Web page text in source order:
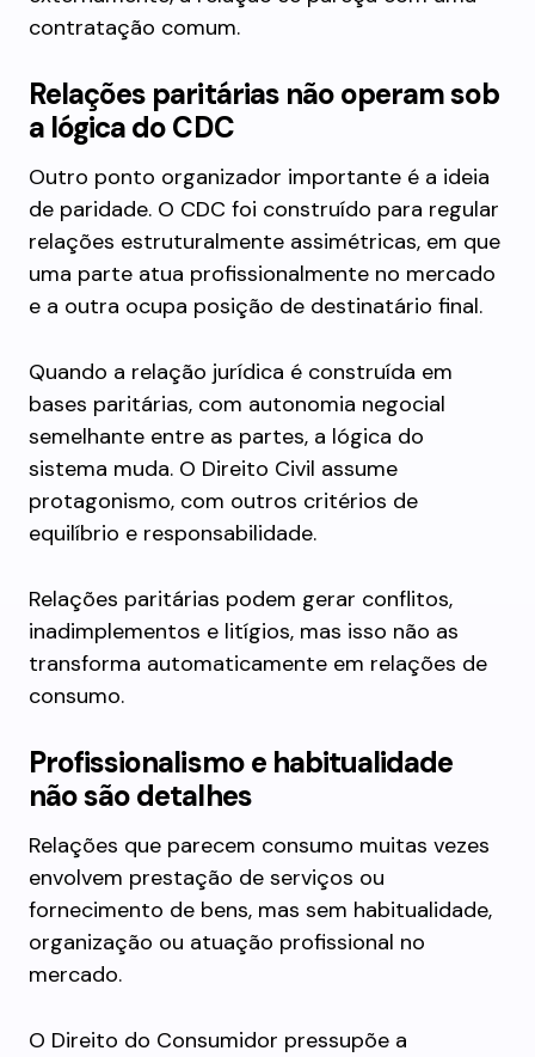
contratação comum.
Relações paritárias não operam sob
a lógica do CDC
Outro ponto organizador importante é a ideia
de paridade. O CDC foi construído para regular
relações estruturalmente assimétricas, em que
uma parte atua profissionalmente no mercado
e a outra ocupa posição de destinatário final.
Quando a relação jurídica é construída em
bases paritárias, com autonomia negocial
semelhante entre as partes, a lógica do
sistema muda. O Direito Civil assume
protagonismo, com outros critérios de
equilíbrio e responsabilidade.
Relações paritárias podem gerar conflitos,
inadimplementos e litígios, mas isso não as
transforma automaticamente em relações de
consumo.
Profissionalismo e habitualidade
não são detalhes
Relações que parecem consumo muitas vezes
envolvem prestação de serviços ou
fornecimento de bens, mas sem habitualidade,
organização ou atuação profissional no
mercado.
O Direito do Consumidor pressupõe a